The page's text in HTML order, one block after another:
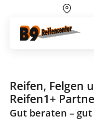
Reifen, Felgen
Reifen1+
Gut beraten –